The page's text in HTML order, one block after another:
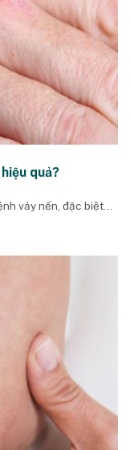
quả?
vảy nến, đặc biệt...